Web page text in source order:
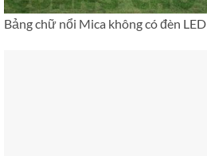
Bảng chữ nổi Mica không có đèn LED